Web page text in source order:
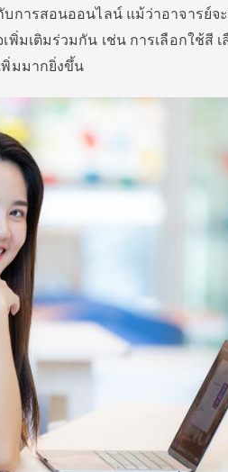
บการสอนออนไลน์ แม้ว่าอาจารย์
พิ่มเติมร่วมกัน เช่น การเลือกใช้สี
มมากยิ่งขึ้น